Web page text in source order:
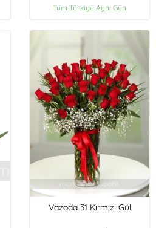
Tüm Türkiye Aynı Gün
Vazoda 31 Kırmızı Gül